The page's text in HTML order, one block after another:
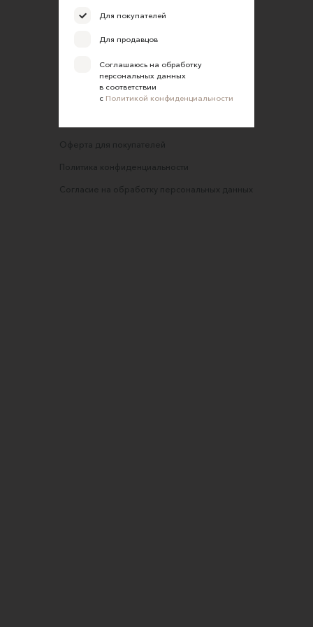
Соглашение об оказании услуг
Правила сайта
Оферта для покупателей
Политика конфиденциальности
Согласие на обработку персональных данных
Для покупателей
Для продавцов
Соглашаюсь на обработку
персональных данных
в соответствии
с Политикой конфиденциальности